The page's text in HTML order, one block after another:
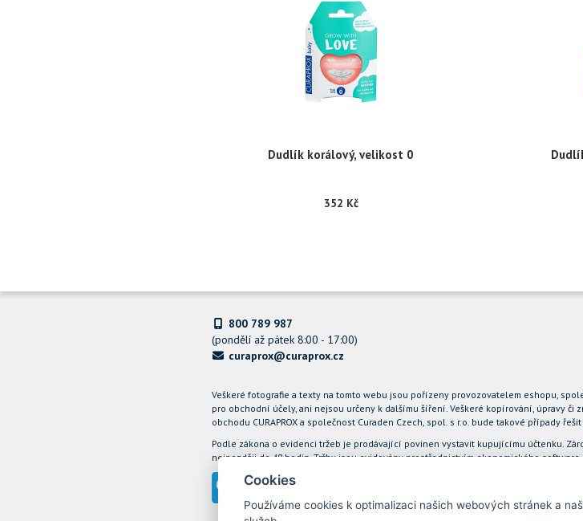
Dudlík korálový, velikost 0
352 Kč
800 789 987
(pondělí až pátek 8:00 - 17:00)
curaprox@curaprox.cz
Veškeré fotografie a texty na tomto webu jsou pořízeny provozovatelem eshopu,
pro obchodní účely, ani nejsou určeny k dalšímu šíření. Veškeré kopírování, úpravy
obchodu CURAPROX a společnost Curaden Czech, spol. s r.o. bude takové případy
Podle zákona o evidenci tržeb je prodávající povinen vystavit kupujícímu účtenku.
nejpozději do 48 hodin. Tržby jsou evidovány prostřednictvím ekonomického software
Cookies
Používáme cookies k optimalizaci našich webových stránek a